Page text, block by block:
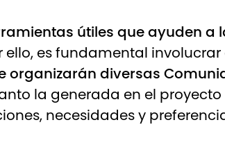
útiles que ayuden
ello, es fundamental
organizarán diversas
la generada en el
necesidades y